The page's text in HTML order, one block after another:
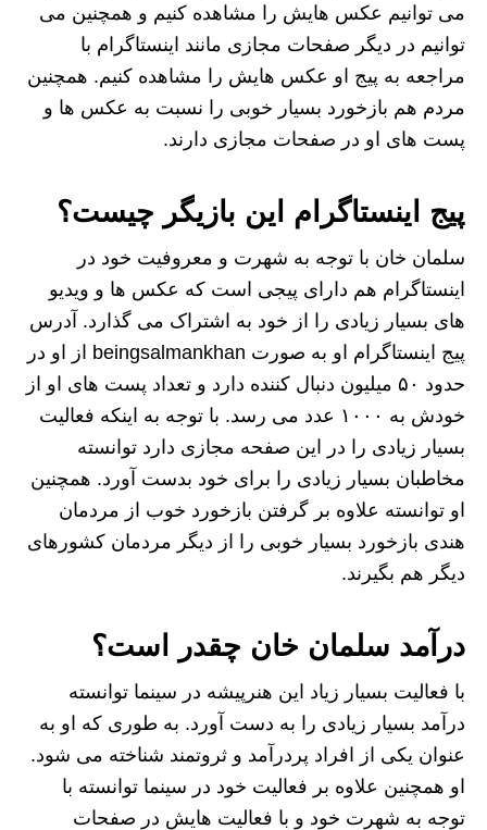
می توانیم عکس هایش را مشاهده کنیم و همچنین می‌
توانیم در دیگر صفحات مجازی مانند اینستاگرام با
مراجعه به پیج او عکس هایش را مشاهده کنیم. همچنین
مردم هم بازخورد بسیار خوبی را نسبت به عکس ها و
پست های او در صفحات مجازی دارند.
پیج اینستاگرام این بازیگر چیست؟
سلمان خان با توجه به شهرت و معروفیت خود در
اینستاگرام هم دارای پیجی است که عکس ها و ویدیو
های بسیار زیادی را از خود به اشتراک می‌ گذارد. آدرس
پیج اینستاگرام او به صورت beingsalmankhan از او در
حدود ۵۰ میلیون دنبال کننده دارد و تعداد پست های او از
خودش به ۱۰۰۰ عدد می رسد. با توجه به اینکه فعالیت
بسیار زیادی را در این صفحه مجازی دارد توانسته
مخاطبان بسیار زیادی را برای خود بدست آورد. همچنین
او توانسته علاوه بر گرفتن بازخورد خوب از مردمان
هندی بازخورد بسیار خوبی را از دیگر مردمان کشورهای
دیگر هم بگیرند.
درآمد سلمان خان چقدر است؟
با فعالیت بسیار زیاد این هنرپیشه در سینما توانسته
درآمد بسیار زیادی را به دست آورد. به طوری که او به
عنوان یکی از افراد پردرآمد و ثروتمند شناخته می‌ شود.
او همچنین علاوه بر فعالیت خود در سینما توانسته با
توجه به شهرت خود و با فعالیت هایش در صفحات